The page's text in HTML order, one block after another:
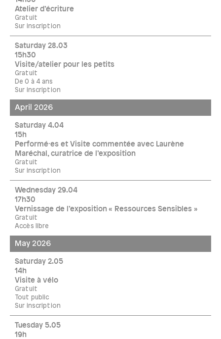
Atelier d’écriture
Gratuit
Sur inscription
Saturday 28.03
15h30
Visite/atelier pour les petits
Gratuit
De 0 à 4 ans
Sur inscription
April 2026
Saturday 4.04
15h
Performé·es et Visite commentée avec Laurène
Maréchal, curatrice de l’exposition
Gratuit
Sur inscription
Wednesday 29.04
17h30
Vernissage de l’exposition « Ressources Sensibles »
Gratuit
Accès libre
May 2026
Saturday 2.05
14h
Visite à vélo
Gratuit
Tout public
Sur inscription
Tuesday 5.05
19h